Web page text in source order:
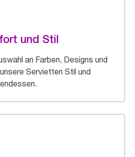
und Stil
an Farben, Designs und
Servietten Stil und